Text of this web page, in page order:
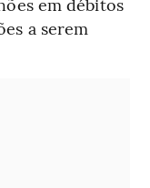
a serem